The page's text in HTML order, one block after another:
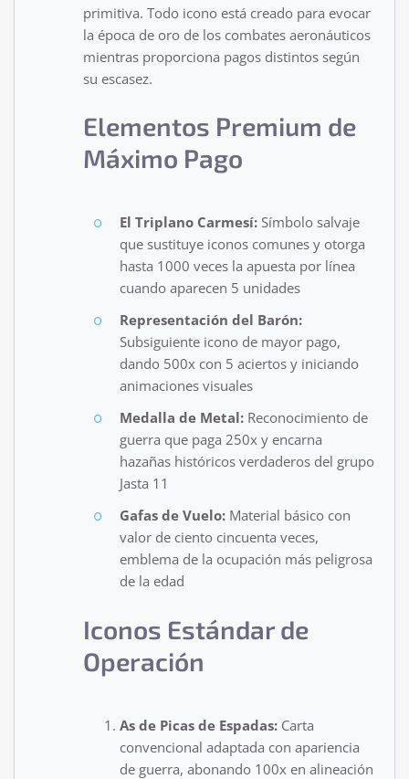
primitiva. Todo icono está creado para evocar
la época de oro de los combates aeronáuticos
mientras proporciona pagos distintos según
su escasez.
Elementos Premium de
Máximo Pago
El Triplano Carmesí: Símbolo salvaje
que sustituye iconos comunes y otorga
hasta 1000 veces la apuesta por línea
cuando aparecen 5 unidades
Representación del Barón:
Subsiguiente icono de mayor pago,
dando 500x con 5 aciertos y iniciando
animaciones visuales
Medalla de Metal: Reconocimiento de
guerra que paga 250x y encarna
hazañas históricos verdaderos del grupo
Jasta 11
Gafas de Vuelo: Material básico con
valor de ciento cincuenta veces,
emblema de la ocupación más peligrosa
de la edad
Iconos Estándar de
Operación
As de Picas de Espadas: Carta
convencional adaptada con apariencia
de guerra, abonando 100x en alineación